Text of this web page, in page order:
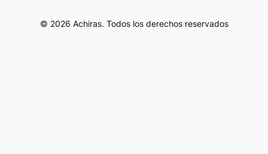
© 2026 Achiras. Todos los derechos reservados